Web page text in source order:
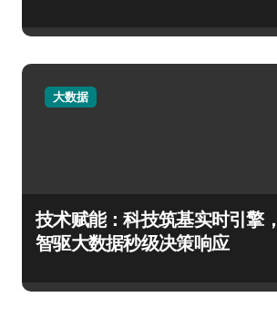
大数据
技术赋能：科技筑基实时引擎，
智驱大数据秒级决策响应